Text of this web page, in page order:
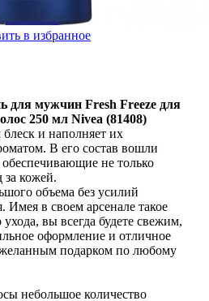
в избранное
мужчин Fresh Freeze для
250 мл Nivea (81408)
и наполняет их
В его состав вошли
не только
за кожей.
объема без усилий
Имея в своем арсенале такое
вы всегда будете свежим,
оформление и отличное
желанным подарком по любому
небольшое количество